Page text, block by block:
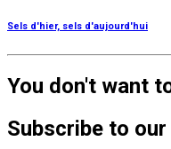
Sels d'hier, sels d'aujourd'hui
You don't want
Subscribe to